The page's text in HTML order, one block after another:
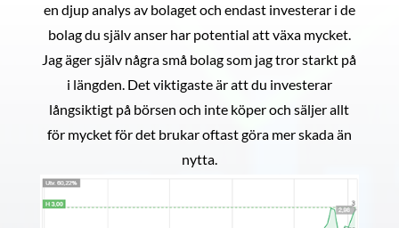
en djup analys av bolaget och endast investerar i de
bolag du själv anser har potential att växa mycket.
Jag äger själv några små bolag som jag tror starkt på
i längden. Det viktigaste är att du investerar
långsiktigt på börsen och inte köper och säljer allt
för mycket för det brukar oftast göra mer skada än
nytta.